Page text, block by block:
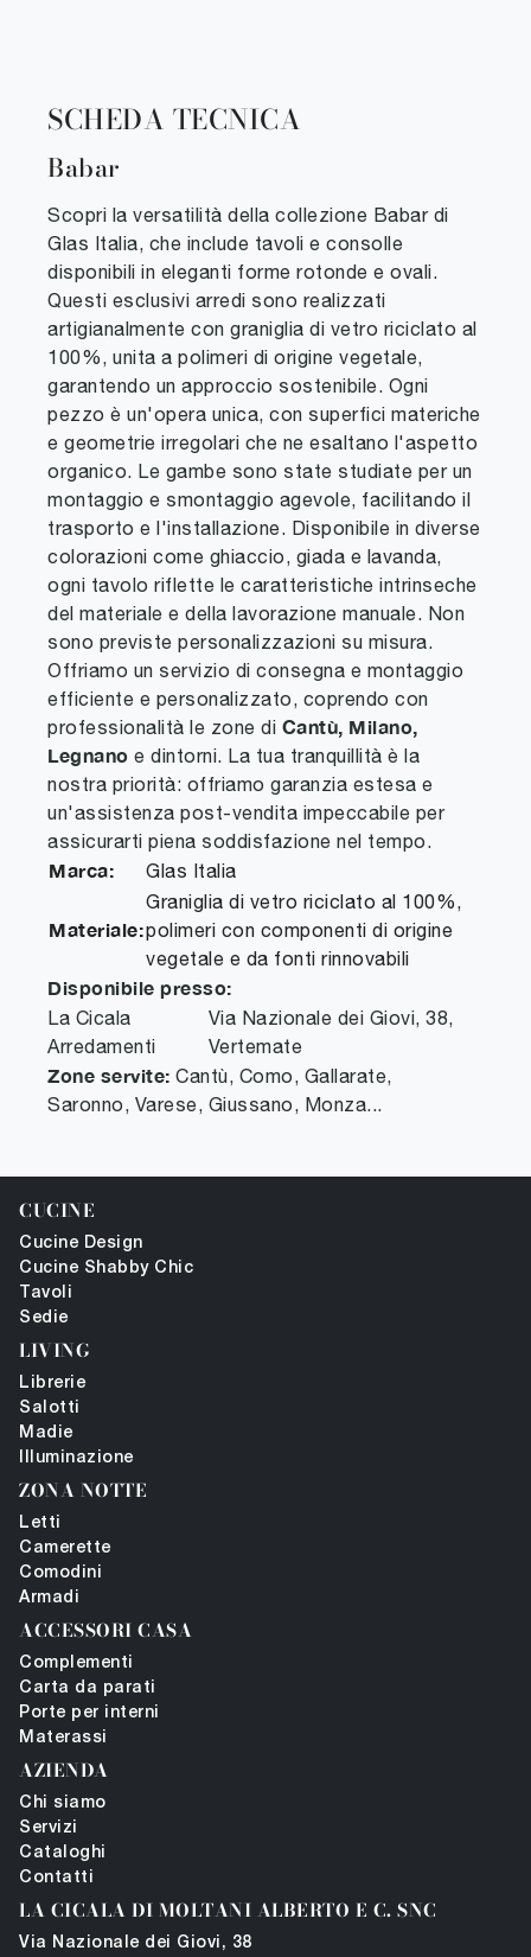
SCHEDA TECNICA
Babar
Scopri la versatilità della collezione Babar di
Glas Italia, che include tavoli e consolle
disponibili in eleganti forme rotonde e ovali.
Questi esclusivi arredi sono realizzati
artigianalmente con graniglia di vetro riciclato al
100%, unita a polimeri di origine vegetale,
garantendo un approccio sostenibile. Ogni
pezzo è un'opera unica, con superfici materiche
e geometrie irregolari che ne esaltano l'aspetto
organico. Le gambe sono state studiate per un
montaggio e smontaggio agevole, facilitando il
trasporto e l'installazione. Disponibile in diverse
colorazioni come ghiaccio, giada e lavanda,
ogni tavolo riflette le caratteristiche intrinseche
del materiale e della lavorazione manuale. Non
sono previste personalizzazioni su misura.
Offriamo un servizio di consegna e montaggio
efficiente e personalizzato, coprendo con
professionalità le zone di Cantù, Milano,
Legnano e dintorni. La tua tranquillità è la
nostra priorità: offriamo garanzia estesa e
un'assistenza post-vendita impeccabile per
assicurarti piena soddisfazione nel tempo.
Marca: Glas Italia
Materiale:
Graniglia di vetro riciclato al 100%,
polimeri con componenti di origine
vegetale e da fonti rinnovabili
Disponibile presso:
La Cicala
Arredamenti
Via Nazionale dei Giovi, 38,
Vertemate
Zone servite: Cantù, Como, Gallarate,
Saronno, Varese, Giussano, Monza...
CUCINE
Cucine Design
Cucine Shabby Chic
Tavoli
Sedie
LIVING
Librerie
Salotti
Madie
Illuminazione
ZONA NOTTE
Letti
Camerette
Comodini
Armadi
ACCESSORI CASA
Complementi
Carta da parati
Porte per interni
Materassi
AZIENDA
Chi siamo
Servizi
Cataloghi
Contatti
LA CICALA DI MOLTANI ALBERTO E C. SNC
Via Nazionale dei Giovi, 38